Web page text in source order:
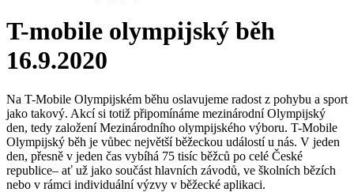
T-mobile olympijský běh
16.9.2020
Na T-Mobile Olympijském běhu oslavujeme radost z pohybu a sport
jako takový. Akcí si totiž připomínáme mezinárodní Olympijský
den, tedy založení Mezinárodního olympijského výboru. T-Mobile
Olympijský běh je vůbec největší běžeckou událostí u nás. V jeden
den, přesně v jeden čas vybíhá 75 tisíc běžců po celé České
republice– ať už jako součást hlavních závodů, ve školních bězích
nebo v rámci individuální výzvy v běžecké aplikaci.